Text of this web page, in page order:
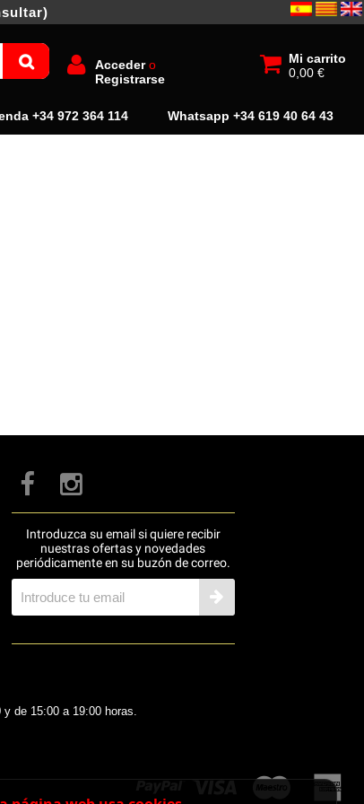
Mi carrito
0,00 €
Accedero
Registrarse
+34 972 364 114 Whatsapp +34 619 40 64 43
Introduzca su email si quiere recibir
nuestras ofertas y novedades
periódicamente en su buzón de correo.
de 15:00 a 19:00 horas.